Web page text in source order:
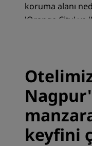
koruma alanı
'Orange City' ve
keyfini